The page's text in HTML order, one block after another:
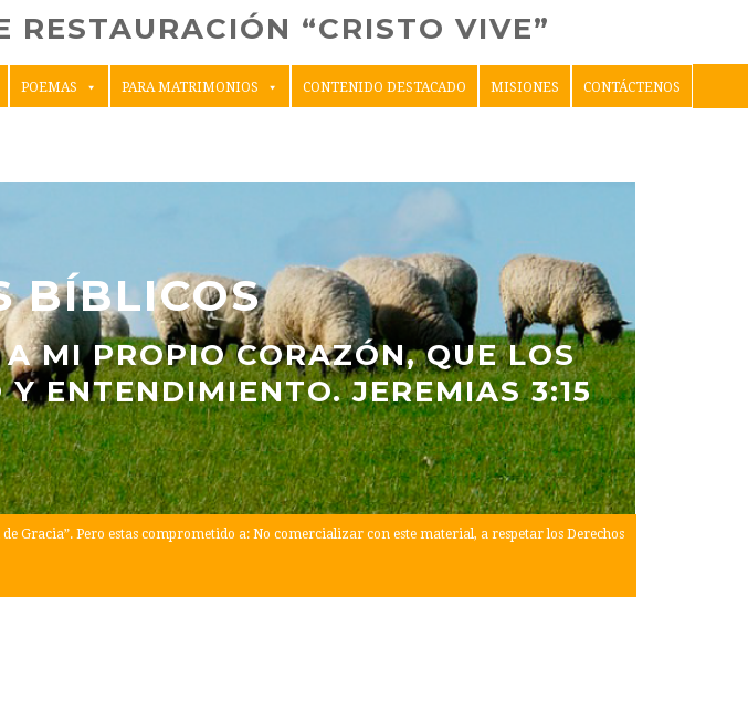
“CRISTO VIVE”
POEMAS PARA MATRIMONIOS CONTENIDO DESTACADO MISIONES CONTÁCTENOS
BÍBLICOS
MI PROPIO CORAZÓN, QUE LOS
ENTENDIMIENTO. JEREMIAS 3:15
Gracia”. Pero estas comprometido a: No comercializar con este material, a respetar los Derechos